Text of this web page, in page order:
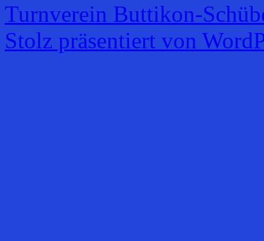
Turnverein Buttikon-
Stolz präsentiert von